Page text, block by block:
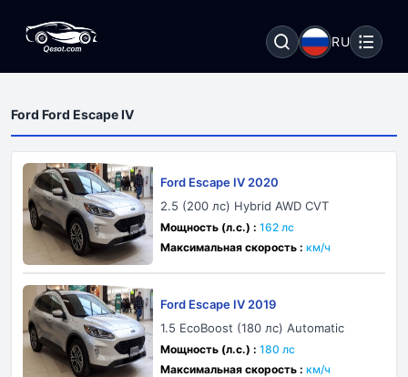
RU
Ford Ford Escape IV
Ford Escape IV 2020
2.5 (200 лс) Hybrid AWD CVT
Мощность (л.с.) : 162 лс
Максимальная скорость : км/ч
Ford Escape IV 2019
1.5 EcoBoost (180 лс) Automatic
Мощность (л.с.) : 180 лс
Максимальная скорость : км/ч